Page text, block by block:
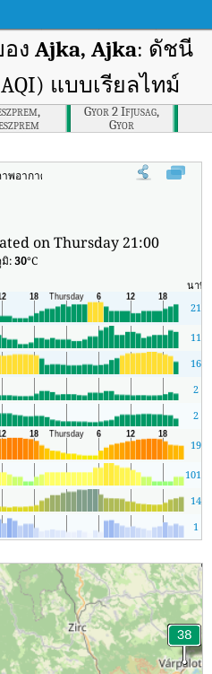
ง Ajka, Ajka: ดัชนี
แบบเรียลไทม์
Gyor 2 Ifjusag,
Gyor
อากาศ (AQI) แบบเรียลไทม์ของ Ajka,
on Thursday 21:00
มิ:30°C
นาที
21
11
16
2
2
19
1013
14
1